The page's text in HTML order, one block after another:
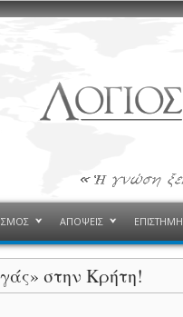
ΑΠΟΨΕΙΣ ΕΠΙΣΤΗΜΗ
στην Κρήτη!